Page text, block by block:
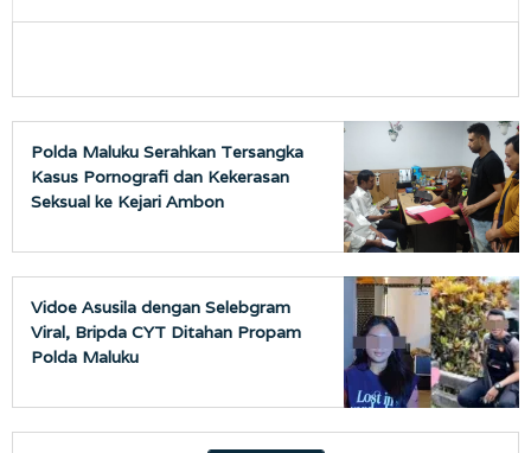
Polda Maluku Serahkan Tersangka
Kasus Pornografi dan Kekerasan
Seksual ke Kejari Ambon
Vidoe Asusila dengan Selebgram
Viral, Bripda CYT Ditahan Propam
Polda Maluku